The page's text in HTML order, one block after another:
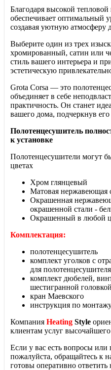
Благодаря высокой
обеспечивает оптимальный
создавая уютную атмосферу
Выберите один из трех
хромированный, сатин или
стиль вашего интерьера и
эстетическую
Grota Corsa — это
объединяет в себе
практичность. Он станет
вашего дома, подчеркнув
Полотенцесушитель
к установке
Полотенцесушители могут
цветах
Хром глянцевый
Матовая нержавеющая
Окрашенная
окрашенной стали -
Окрашенный в любой
Комплектация:
полотенцесушитель
комплект уголков с
для
комплект дюбелей,
шестигранной
кран Маевского
инструкция по
Компания Heating Style
клиентам услуг высочайшего
Если у вас есть вопросы
пожалуйста, обращайтесь к
готовы оперативно